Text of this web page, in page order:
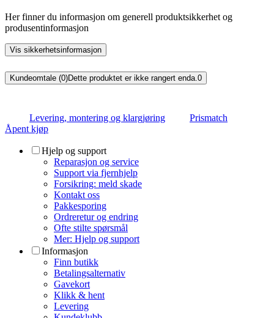
Her finner du informasjon om generell produktsikkerhet og
produsentinformasjon
Vis sikkerhetsinformasjon
Kundeomtale (0)Dette produktet er ikke rangert enda.0
Levering, montering og klargjøring
Prismatch
Åpent kjøp
Hjelp og support
Reparasjon og service
Support via fjernhjelp
Forsikring: meld skade
Kontakt oss
Pakkesporing
Ordreretur og endring
Ofte stilte spørsmål
Mer: Hjelp og support
Informasjon
Finn butikk
Betalingsalternativ
Gavekort
Klikk & hent
Levering